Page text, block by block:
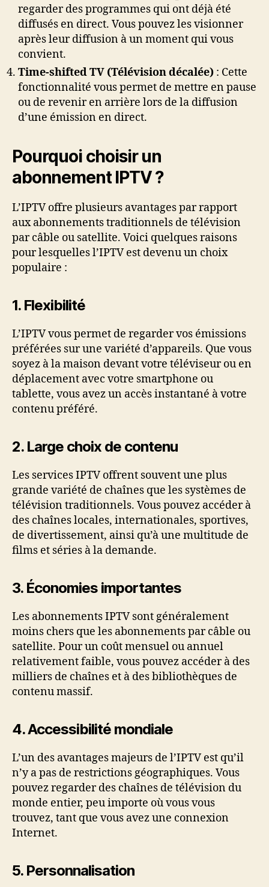
regarder des programmes qui ont déjà été
diffusés en direct. Vous pouvez les visionner
après leur diffusion à un moment qui vous
convient.
Time-shifted TV (Télévision décalée) : Cette
fonctionnalité vous permet de mettre en pause
ou de revenir en arrière lors de la diffusion
d’une émission en direct.
Pourquoi choisir un
abonnement IPTV ?
L’IPTV offre plusieurs avantages par rapport
aux abonnements traditionnels de télévision
par câble ou satellite. Voici quelques raisons
pour lesquelles l’IPTV est devenu un choix
populaire :
1. Flexibilité
L’IPTV vous permet de regarder vos émissions
préférées sur une variété d’appareils. Que vous
soyez à la maison devant votre téléviseur ou en
déplacement avec votre smartphone ou
tablette, vous avez un accès instantané à votre
contenu préféré.
2. Large choix de contenu
Les services IPTV offrent souvent une plus
grande variété de chaînes que les systèmes de
télévision traditionnels. Vous pouvez accéder à
des chaînes locales, internationales, sportives,
de divertissement, ainsi qu’à une multitude de
films et séries à la demande.
3. Économies importantes
Les abonnements IPTV sont généralement
moins chers que les abonnements par câble ou
satellite. Pour un coût mensuel ou annuel
relativement faible, vous pouvez accéder à des
milliers de chaînes et à des bibliothèques de
contenu massif.
4.Accessibilité mondiale
L’un des avantages majeurs de l’IPTV est qu’il
n’y a pas de restrictions géographiques. Vous
pouvez regarder des chaînes de télévision du
monde entier, peu importe où vous vous
trouvez, tant que vous avez une connexion
Internet.
5. Personnalisation